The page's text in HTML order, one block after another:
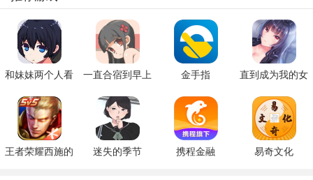
和妹妹两个人看
一直合宿到早上 金手指
直到成为我的女
美攻略）
王者荣耀西施的
迷失的季节
携程金融 易奇文化